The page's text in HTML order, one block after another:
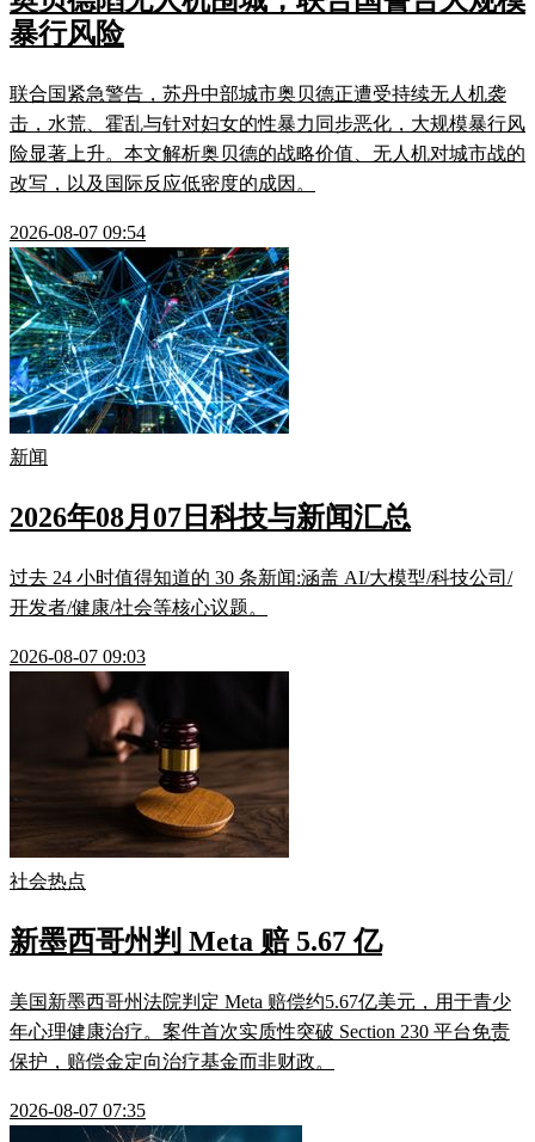
暴行风险
联合国紧急警告，苏丹中部城市奥贝德正遭受持续无人机袭
击，水荒、霍乱与针对妇女的性暴力同步恶化，大规模暴行风
险显著上升。本文解析奥贝德的战略价值、无人机对城市战的
改写，以及国际反应低密度的成因。
2026-08-07 09:54
新闻
2026年08月07日科技与新闻汇总
过去 24 小时值得知道的 30 条新闻:涵盖 AI/大模型/科技公司/
开发者/健康/社会等核心议题。
2026-08-07 09:03
社会热点
新墨西哥州判 Meta 赔 5.67 亿
美国新墨西哥州法院判定 Meta 赔偿约5.67亿美元，用于青少
年心理健康治疗。案件首次实质性突破 Section 230 平台免责
保护，赔偿金定向治疗基金而非财政。
2026-08-07 07:35